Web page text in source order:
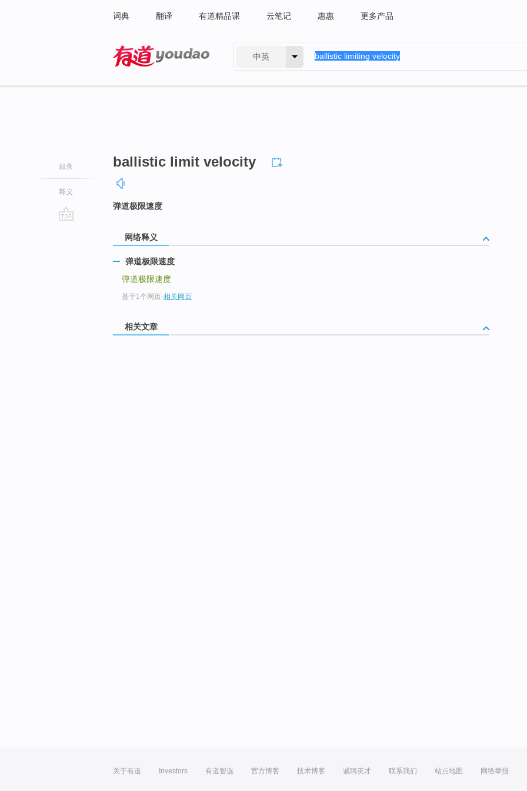
词典 翻译 有道精品课 云笔记 惠惠 更多产品
中英
目录
释义
ballistic limit velocity
弹道极限速度
网络释义
弹道极限速度
弹道极限速度
基于1个网页-相关网页
相关文章
关于有道 Investors 有道智选 官方博客 技术博客 诚聘英才 联系我们 站点地图 网络举报